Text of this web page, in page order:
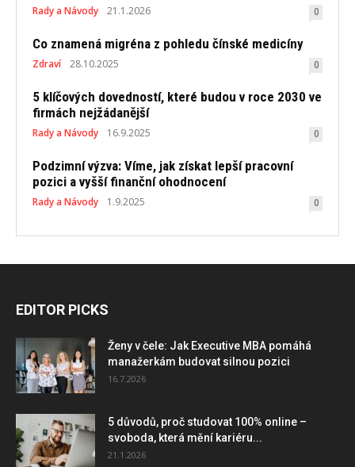
Rady a Návody 21.1.2026 0
Co znamená migréna z pohledu čínské medicíny
Zdraví 28.10.2025 0
5 klíčových dovedností, které budou v roce 2030 ve
firmách nejžádanější
Rady a Návody 16.9.2025 0
Podzimní výzva: Víme, jak získat lepší pracovní
pozici a vyšší finanční ohodnocení
Rady a Návody 1.9.2025 0
EDITOR PICKS
Ženy v čele: Jak Executive MBA pomáhá
manažerkám budovat silnou pozici
16.7.2026
5 důvodů, proč studovat 100% online –
svoboda, která mění kariéru...
21.1.2026